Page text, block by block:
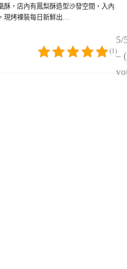
酥，店內有鳳梨酥造型沙發空間，入內
現烤裸裝每日新鮮出…
5/
–
(1)